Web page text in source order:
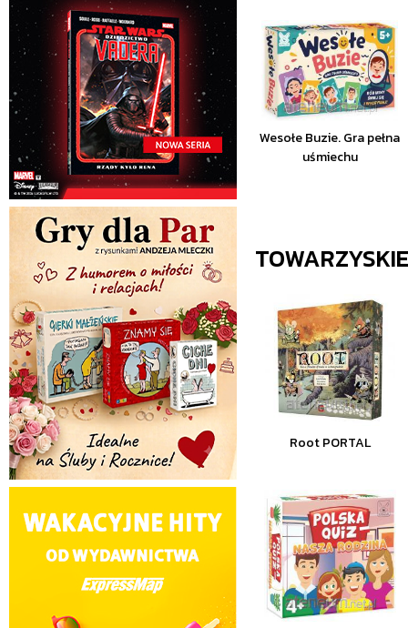
Wesołe Buzie. Gra pełna
uśmiechu
TOWARZYSKIE
Root PORTAL